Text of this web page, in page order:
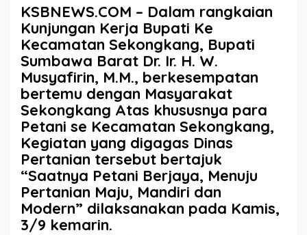
KSBNEWS.COM – Dalam rangkaian
Kunjungan Kerja Bupati Ke
Kecamatan Sekongkang, Bupati
Sumbawa Barat Dr. Ir. H. W.
Musyafirin, M.M., berkesempatan
bertemu dengan Masyarakat
Sekongkang Atas khususnya para
Petani se Kecamatan Sekongkang,
Kegiatan yang digagas Dinas
Pertanian tersebut bertajuk
“Saatnya Petani Berjaya, Menuju
Pertanian Maju, Mandiri dan
Modern” dilaksanakan pada Kamis,
3/9 kemarin.